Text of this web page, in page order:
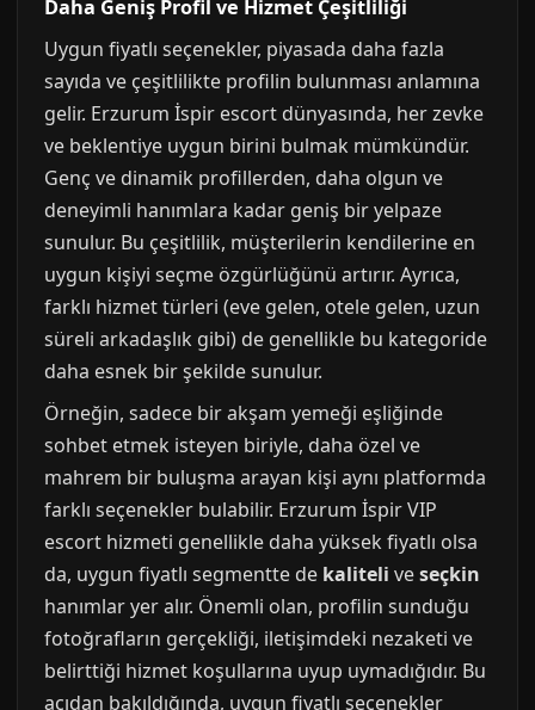
Daha Geniş Profil ve Hizmet Çeşitliliği
Uygun fiyatlı seçenekler, piyasada daha fazla
sayıda ve çeşitlilikte profilin bulunması anlamına
gelir. Erzurum İspir escort dünyasında, her zevke
ve beklentiye uygun birini bulmak mümkündür.
Genç ve dinamik profillerden, daha olgun ve
deneyimli hanımlara kadar geniş bir yelpaze
sunulur. Bu çeşitlilik, müşterilerin kendilerine en
uygun kişiyi seçme özgürlüğünü artırır. Ayrıca,
farklı hizmet türleri (eve gelen, otele gelen, uzun
süreli arkadaşlık gibi) de genellikle bu kategoride
daha esnek bir şekilde sunulur.
Örneğin, sadece bir akşam yemeği eşliğinde
sohbet etmek isteyen biriyle, daha özel ve
mahrem bir buluşma arayan kişi aynı platformda
farklı seçenekler bulabilir. Erzurum İspir VIP
escort hizmeti genellikle daha yüksek fiyatlı olsa
da, uygun fiyatlı segmentte de kaliteli veseçkin
hanımlar yer alır. Önemli olan, profilin sunduğu
fotoğrafların gerçekliği, iletişimdeki nezaketi ve
belirttiği hizmet koşullarına uyup uymadığıdır. Bu
açıdan bakıldığında, uygun fiyatlı seçenekler